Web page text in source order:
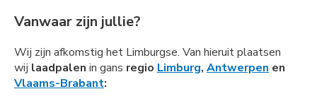
Vanwaar zijn jullie?
Wij zijn afkomstig het Limburgse. Van hieruit plaatsen
wij laadpalen in gans regio Limburg, Antwerpen en
Vlaams-Brabant: